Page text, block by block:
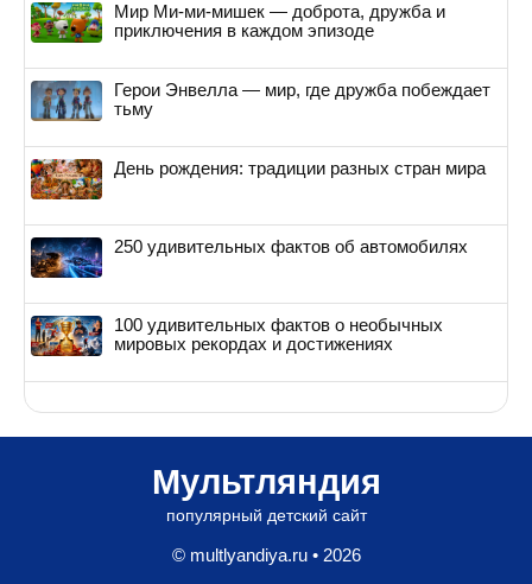
Мир Ми-ми-мишек — доброта, дружба и
приключения в каждом эпизоде
Герои Энвелла — мир, где дружба побеждает
тьму
День рождения: традиции разных стран мира
250 удивительных фактов об автомобилях
100 удивительных фактов о необычных
мировых рекордах и достижениях
Мультляндия
популярный детский сайт
© multlyandiya.ru • 2026